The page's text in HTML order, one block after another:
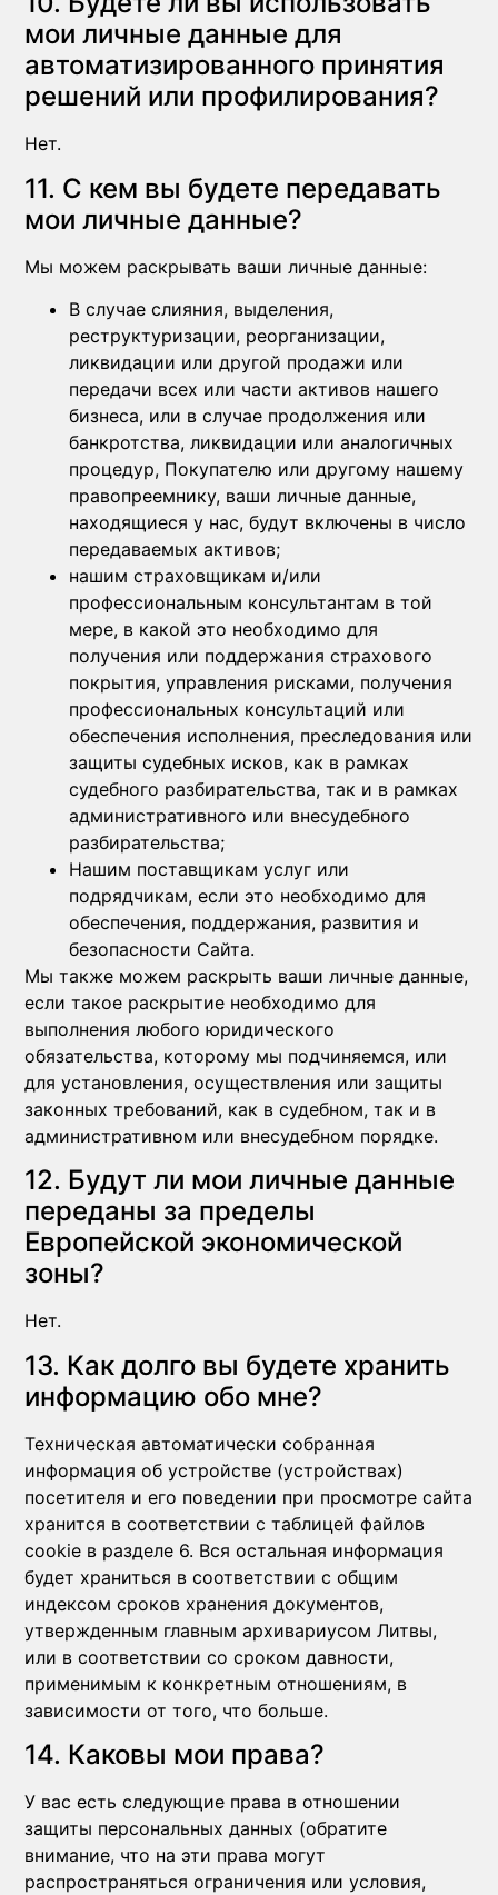
мои личные данные для
автоматизированного принятия
решений или профилирования?
Нет.
11. С кем вы будете передавать
мои личные данные?
Мы можем раскрывать ваши личные данные:
В случае слияния, выделения,
реструктуризации, реорганизации,
ликвидации или другой продажи или
передачи всех или части активов нашего
бизнеса, или в случае продолжения или
банкротства, ликвидации или аналогичных
процедур, Покупателю или другому нашему
правопреемнику, ваши личные данные,
находящиеся у нас, будут включены в число
передаваемых активов;
нашим страховщикам и/или
профессиональным консультантам в той
мере, в какой это необходимо для
получения или поддержания страхового
покрытия, управления рисками, получения
профессиональных консультаций или
обеспечения исполнения, преследования или
защиты судебных исков, как в рамках
судебного разбирательства, так и в рамках
административного или внесудебного
разбирательства;
Нашим поставщикам услуг или
подрядчикам, если это необходимо для
обеспечения, поддержания, развития и
безопасности Сайта.
Мы также можем раскрыть ваши личные данные,
если такое раскрытие необходимо для
выполнения любого юридического
обязательства, которому мы подчиняемся, или
для установления, осуществления или защиты
законных требований, как в судебном, так и в
административном или внесудебном порядке.
12. Будут ли мои личные данные
переданы за пределы
Европейской экономической
зоны?
Нет.
13. Как долго вы будете хранить
информацию обо мне?
Техническая автоматически собранная
информация об устройстве (устройствах)
посетителя и его поведении при просмотре сайта
хранится в соответствии с таблицей файлов
cookie в разделе 6. Вся остальная информация
будет храниться в соответствии с общим
индексом сроков хранения документов,
утвержденным главным архивариусом Литвы,
или в соответствии со сроком давности,
применимым к конкретным отношениям, в
зависимости от того, что больше.
14. Каковы мои права?
У вас есть следующие права в отношении
защиты персональных данных (обратите
внимание, что на эти права могут
распространяться ограничения или условия,